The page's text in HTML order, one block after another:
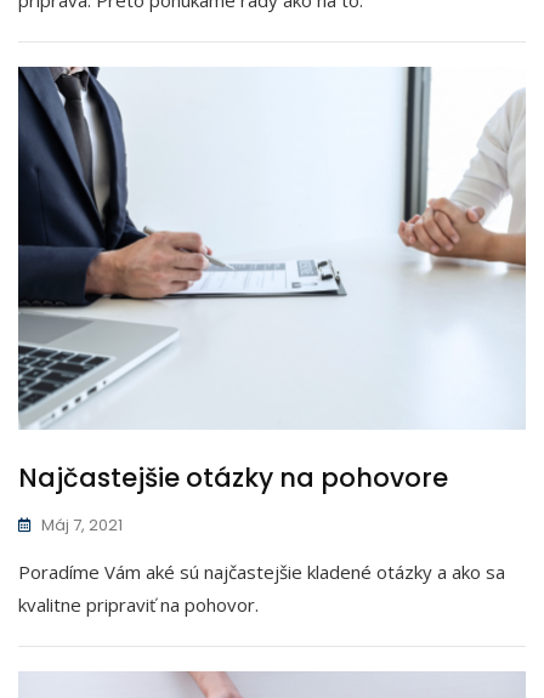
Najčastejšie otázky na pohovore​
Máj 7, 2021
Poradíme Vám aké sú najčastejšie kladené otázky a ako sa
kvalitne pripraviť na pohovor.